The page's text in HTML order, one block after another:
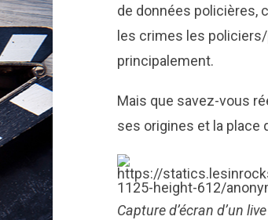
de données policières,
les crimes les
principalement.
Mais que savez-vous
ses origines et la place
Capture d’écran d’un